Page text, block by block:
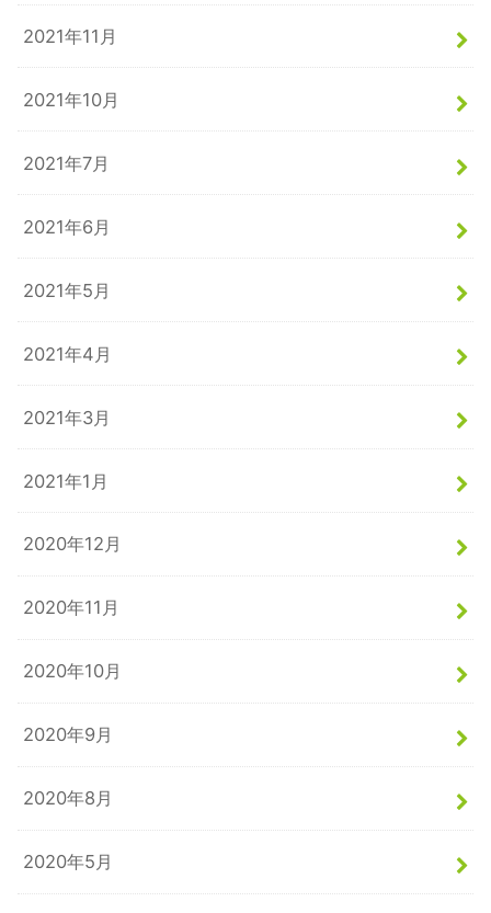
2021年11月
2021年10月
2021年7月
2021年6月
2021年5月
2021年4月
2021年3月
2021年1月
2020年12月
2020年11月
2020年10月
2020年9月
2020年8月
2020年5月